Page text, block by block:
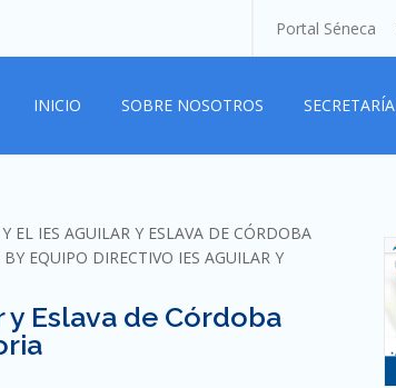
Portal Séneca
INICIO SOBRE NOSOTROS SECRETARÍA
EL IES AGUILAR Y ESLAVA DE CÓRDOBA
BY EQUIPO DIRECTIVO IES AGUILAR Y
y Eslava de Córdoba